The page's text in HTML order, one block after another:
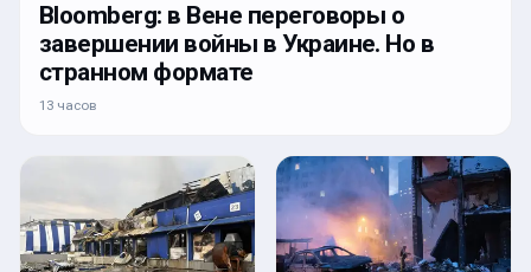
Bloomberg: в Вене переговоры о
завершении войны в Украине. Но в
странном формате
13 часов